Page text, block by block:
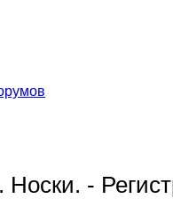
Носки. -